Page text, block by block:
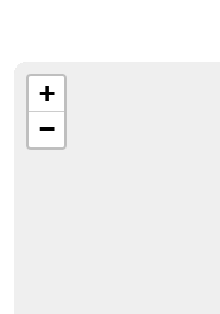
+
−